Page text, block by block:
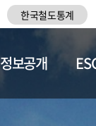
한국철도통계
정보공개